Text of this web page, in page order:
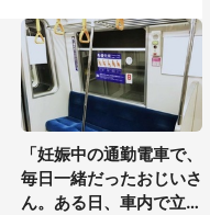
「妊娠中の通勤電車で、
毎日一緒だったおじいさ
ん。ある日、車内で立っ